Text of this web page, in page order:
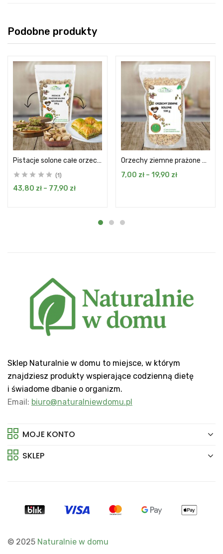
Podobne produkty
Pistacje solone całe orzechy 500/1000 g
1
43,80 zł – 77,90 zł
Orzechy ziemne prażone z solą 200g 500g 1kg
7,00 zł – 19,90 zł
Sklep Naturalnie w domu to miejsce, w którym
znajdziesz produkty wspierające codzienną dietę
i świadome dbanie o organizm.
Email: biuro@naturalniewdomu.pl
MOJE KONTO
SKLEP
© 2025 Naturalnie w domu